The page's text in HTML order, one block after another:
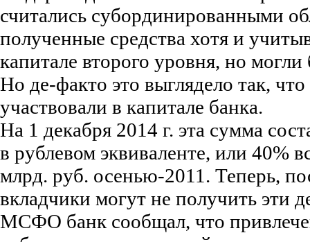
считались субординированными
полученные средства хотя и
капитале второго уровня, но
Но де-факто это выглядело так,
участвовали в капитале банка.
На 1 декабря 2014 г. эта сумма
в рублевом эквиваленте, или 40%
млрд. руб. осенью-2011. Теперь,
вкладчики могут не получить эти
МСФО банк сообщал, что